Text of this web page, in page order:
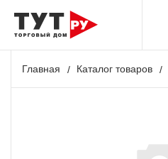
Главная Каталог товаров